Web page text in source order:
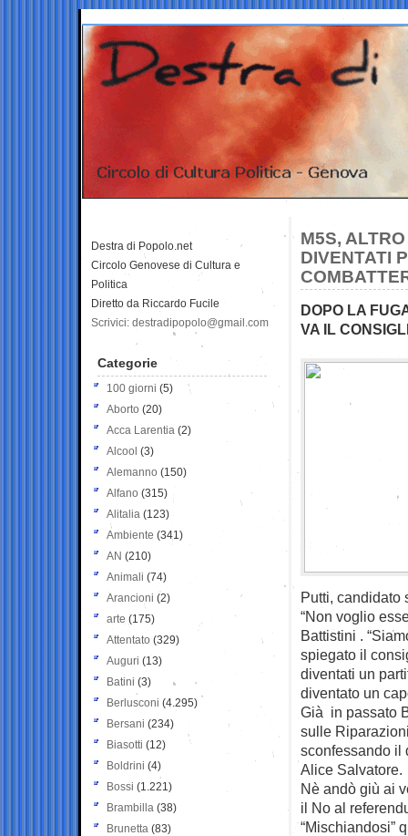
M5S,
DIVENTATI
DOPO LA
VA IL
Putti, candidato
“Non voglio
Battistini .
spiegato il
diventati un
diventato un
Già in passato
sulle
sconfessando il
Alice Salvatore.
Nè andò giù ai
il No al
“Mischiandosi”
Destra di Popolo.net
Circolo Genovese di Cultura e
Politica
Diretto da Riccardo Fucile
Scrivici: destradipopolo@gmail.com
Categorie
100 giorni (5)
Aborto (20)
Acca Larentia (2)
Alcool (3)
Alemanno (150)
Alfano (315)
Alitalia (123)
Ambiente (341)
AN (210)
Animali (74)
Arancioni (2)
arte (175)
Attentato (329)
Auguri (13)
Batini (3)
Berlusconi (4.295)
Bersani (234)
Biasotti (12)
Boldrini (4)
Bossi (1.221)
Brambilla (38)
Brunetta (83)